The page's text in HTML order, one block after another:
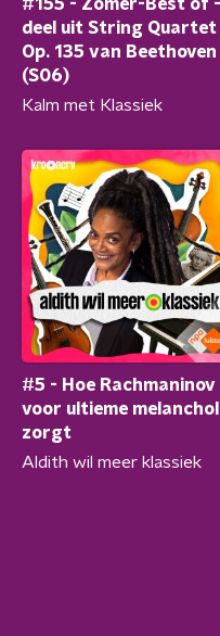
#155 - Zomer-Best of -
deel uit String Quartet
Op. 135 van Beethoven
(S06)
Kalm met Klassiek
#5 - Hoe Rachmaninov
voor ultieme
zorgt
Aldith wil meer klassiek